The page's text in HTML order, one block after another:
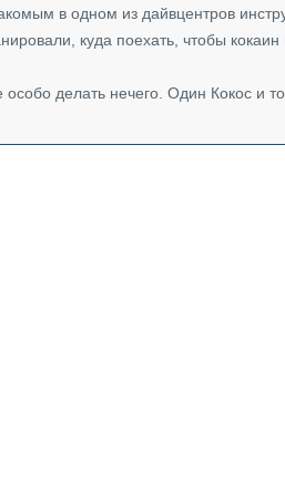
в одном из дайвцентров
куда поехать, чтобы
делать нечего. Один Кокос и